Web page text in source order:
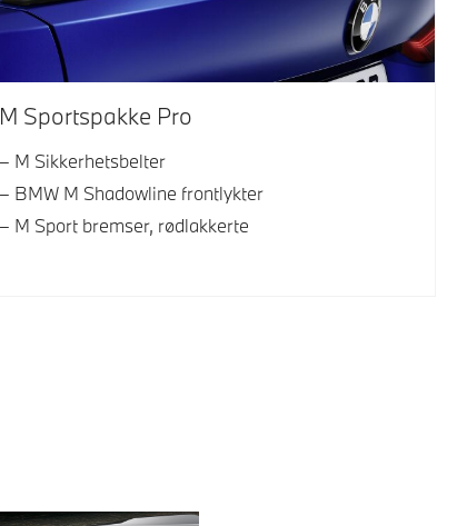
M Sportspakke Pro
M Sikkerhetsbelter
BMW M Shadowline frontlykter
M Sport bremser, rødlakkerte